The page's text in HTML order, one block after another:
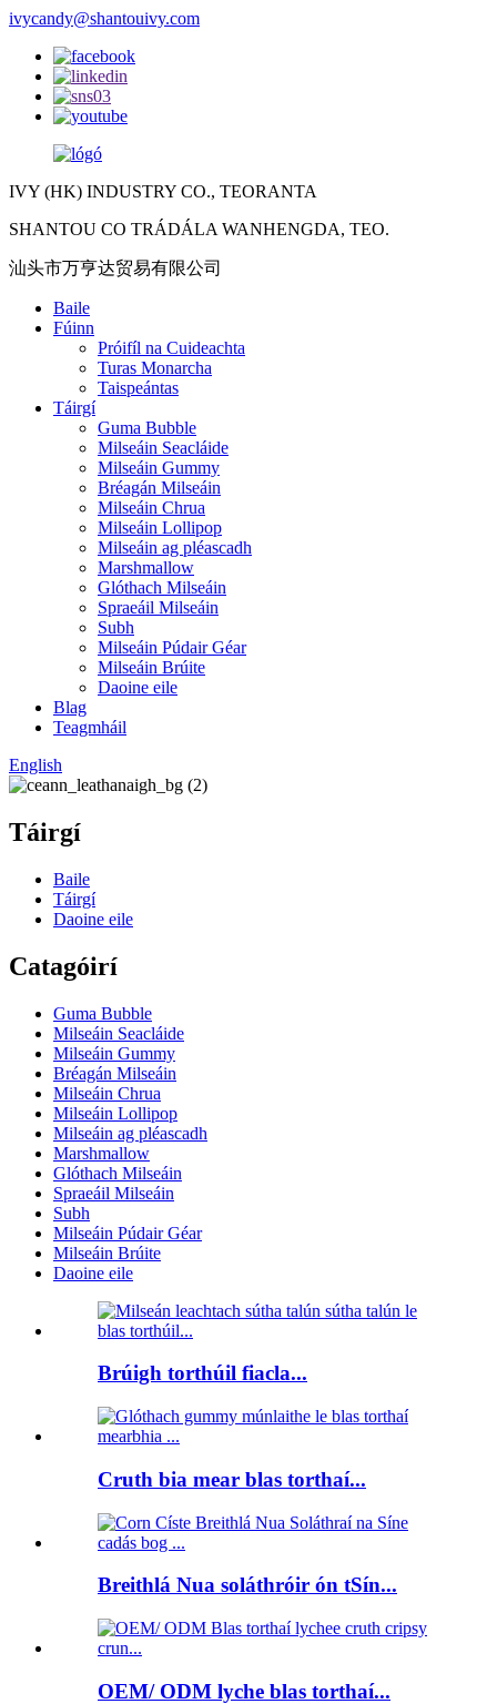
ivycandy@shantouivy.com
IVY (HK) INDUSTRY CO., TEORANTA
SHANTOU CO TRÁDÁLA WANHENGDA, TEO.
汕头市万亨达贸易有限公司
Baile
Fúinn
Próifíl na Cuideachta
Turas Monarcha
Taispeántas
Táirgí
Guma Bubble
Milseáin Seacláide
Milseáin Gummy
Bréagán Milseáin
Milseáin Chrua
Milseáin Lollipop
Milseáin ag pléascadh
Marshmallow
Glóthach Milseáin
Spraeáil Milseáin
Subh
Milseáin Púdair Géar
Milseáin Brúite
Daoine eile
Blag
Teagmháil
English
Táirgí
Baile
Táirgí
Daoine eile
Catagóirí
Guma Bubble
Milseáin Seacláide
Milseáin Gummy
Bréagán Milseáin
Milseáin Chrua
Milseáin Lollipop
Milseáin ag pléascadh
Marshmallow
Glóthach Milseáin
Spraeáil Milseáin
Subh
Milseáin Púdair Géar
Milseáin Brúite
Daoine eile
Brúigh torthúil fiacla...
Cruth bia mear blas torthaí...
Breithlá Nua soláthróir ón tSín...
OEM/ ODM lyche blas torthaí...